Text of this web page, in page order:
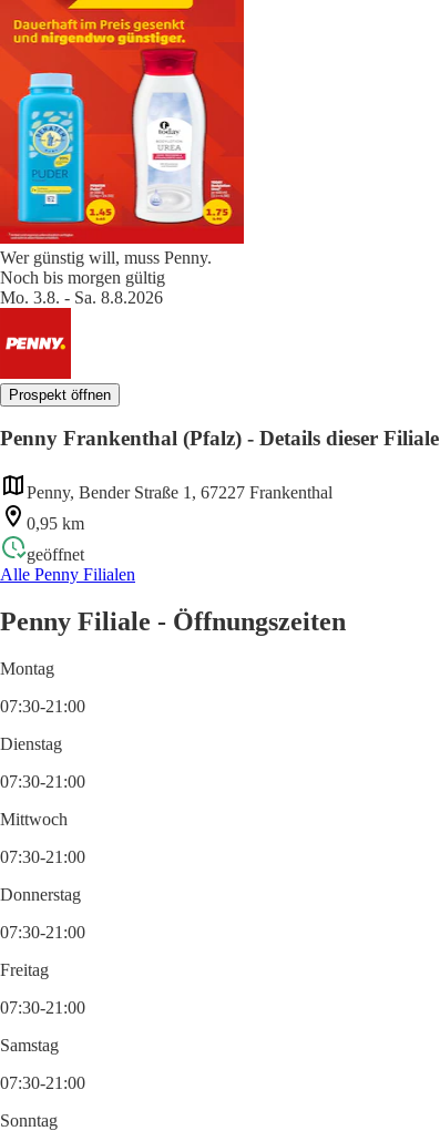
Wer günstig will, muss Penny.
Noch bis morgen gültig
Mo. 3.8. - Sa. 8.8.2026
Prospekt öffnen
Penny Frankenthal (Pfalz) - Details dieser Filiale
Penny, Bender Straße 1, 67227 Frankenthal
0,95 km
geöffnet
Alle Penny Filialen
Penny Filiale - Öffnungszeiten
Montag
07:30-21:00
Dienstag
07:30-21:00
Mittwoch
07:30-21:00
Donnerstag
07:30-21:00
Freitag
07:30-21:00
Samstag
07:30-21:00
Sonntag